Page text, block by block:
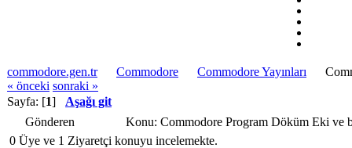
commodore.gen.tr Commodore Commodore Yayınları
« önceki sonraki »
Sayfa: [1] Aşağı git
Gönderen
Konu: Commodore Program Döküm Eki ve
0 Üye ve 1 Ziyaretçi konuyu incelemekte.